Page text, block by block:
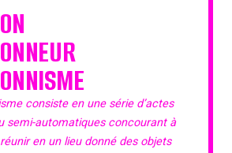
consiste en une série d’actes
semi-automatiques concourant à
en un lieu donné des objets